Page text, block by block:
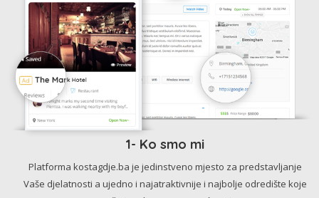
1- Ko smo mi
Platforma kostagdje.ba je jedinstveno mjesto za predstavljanje
Vaše djelatnosti a ujedno i najatraktivnije i najbolje odredište koje